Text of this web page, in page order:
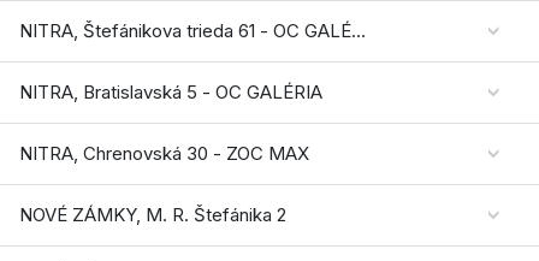
NITRA, Štefánikova trieda 61 - OC GALÉRIA MLYNY
NITRA, Bratislavská 5 - OC GALÉRIA
NITRA, Chrenovská 30 - ZOC MAX
NOVÉ ZÁMKY, M. R. Štefánika 2